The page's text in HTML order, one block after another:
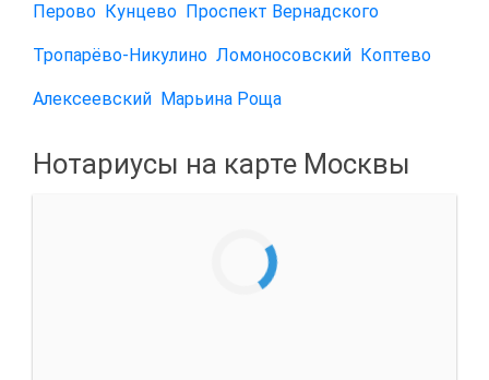
Перово Кунцево Проспект Вернадского
Тропарёво-Никулино Ломоносовский Коптево
Алексеевский Марьина Роща
Нотариусы на карте Москвы